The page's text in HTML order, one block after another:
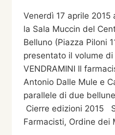
Venerdì 17 aprile 2015
la Sala Muccin del
Belluno (Piazza Piloni
presentato il volume di
VENDRAMINI Il
Antonio Dalle Mule e
parallele di due
Cierre edizioni 2015
Farmacisti, Ordine dei